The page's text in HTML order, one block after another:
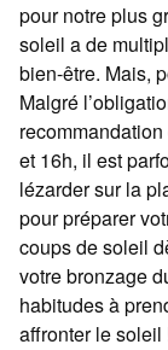
pour notre plus
soleil a de
bien-être. Mais,
Malgré
et 16h, il est
lézarder sur la
pour préparer
coups de soleil
votre bronzage
habitudes à
affronter le soleil